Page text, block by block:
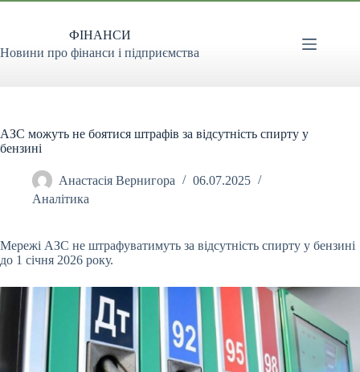
Перейти
ФІНАНСИ
Новини про фінанси і підприємства
АЗС можуть не боятися штрафів за відсутність спирту у
бензині
Анастасія Вернигора
06.07.2025
Аналітика
Мережі АЗС не штрафуватимуть за відсутність спирту у бензині
до 1 січня 2026 року.